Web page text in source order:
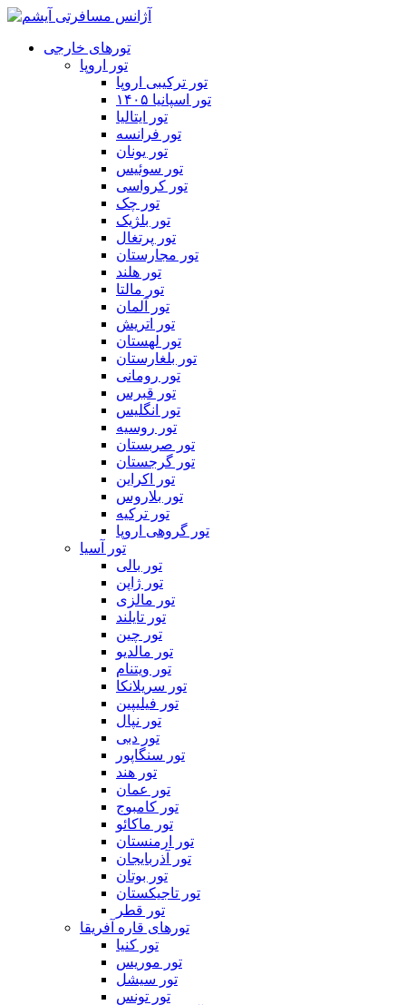
تورهای خارجی
تور اروپا
تور ترکیبی اروپا
تور اسپانیا ۱۴۰۵
تور ایتالیا
تور فرانسه
تور یونان
تور سوئیس
تور کرواسی
تور چک
تور بلژیک
تور پرتغال
تور مجارستان
تور هلند
تور مالتا
تور آلمان
تور اتریش
تور لهستان
تور بلغارستان
تور رومانی
تور قبرس
تور انگلیس
تور روسیه
تور صربستان
تور گرجستان
تور اکراین
تور بلاروس
تور ترکیه
تور گروهی اروپا
تور آسیا
تور بالی
تور ژاپن
تور مالزی
تور تایلند
تور چین
تور مالدیو
تور ویتنام
تور سریلانکا
تور فیلیپین
تور نپال
تور دبی
تور سنگاپور
تور هند
تور عمان
تور کامبوج
تور ماکائو
تور ارمنستان
تور آذربایجان
تور بوتان
تور تاجیکستان
تور قطر
تورهای قاره آفریقا
تور کنیا
تور موریس
تور سیشل
تور تونس